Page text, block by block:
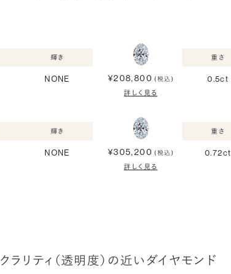
輝き
NONE ¥208,800 (税込)
詳しく見る
重さ
0.5ct
輝き
NONE ¥305,200 (税込)
詳しく見る
重さ
0.72ct
クラリティ（透明度）の近いダイヤモンド